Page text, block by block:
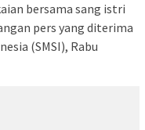
bersama sang istri
pers yang diterima
(SMSI), Rabu